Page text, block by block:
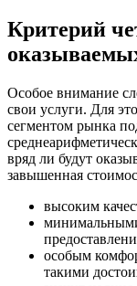
Критерий
Особое внимание
свои услуги. Для
сегментом рынка
вряд ли будут
завышенная
высоким
особым
такими